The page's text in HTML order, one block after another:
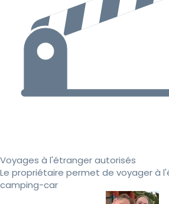
Voyages à l'étranger autorisés
Le propriétaire permet de voyager à
camping-car